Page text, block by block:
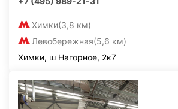
Химки(3,8 км)
Левобережная(5,6 км)
Химки, ш Нагорное, 2к7